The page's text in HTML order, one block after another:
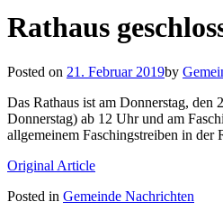
Rathaus
Posted on 21. Februar 2019by
Das Rathaus ist am Donnerstag, den
Donnerstag) ab 12 Uhr und am
allgemeinem Faschingstreiben in der
Original Article
Posted in Gemeinde Nachrichten